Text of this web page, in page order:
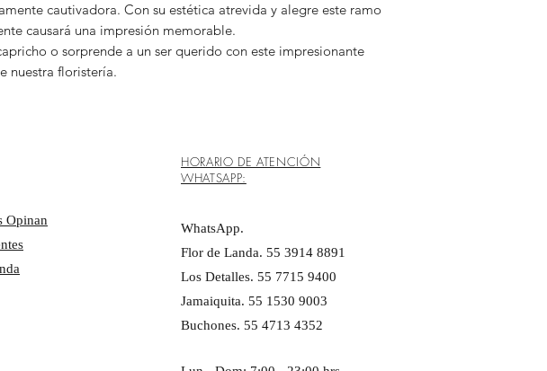
cautivadora. Con su estética atrevida y alegre este ramo
causará una impresión memorable.
o sorprende a un ser querido con este impresionante
nuestra floristería.
Opinan
HORARIO DE ATENCIÓN
WHATSAPP:
WhatsApp.
Flor de Landa. 55 3914 8891
Los Detalles. 55 7715 9400
Jamaiquita. 55 1530 9003
Buchones. 55 4713 4352